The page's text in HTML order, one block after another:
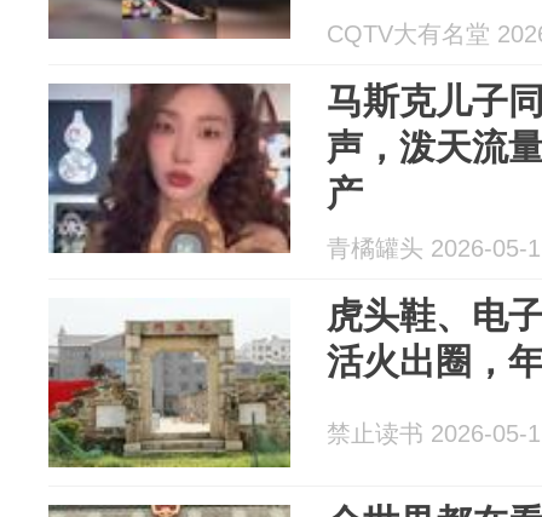
CQTV大有名堂
马斯克儿子
声，泼天流
产
青橘罐头 2026-05-
虎头鞋、电
活火出圈，
禁止读书 2026-05-